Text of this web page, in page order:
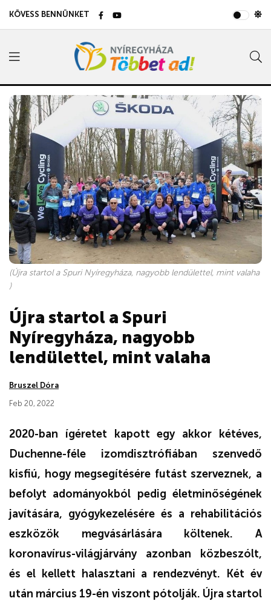
KÖVESS BENNÜNKET
(Újra startol a Spuri Nyíregyháza, nagyobb lendülettel, mint valaha
)
Újra startol a Spuri
Nyíregyháza, nagyobb
lendülettel, mint valaha
Bruszel Dóra
Feb 20, 2022
2020-ban ígéretet kapott egy akkor kétéves,
Duchenne-féle izomdisztrófiában szenvedő
kisfiú, hogy megsegítésére futást szerveznek, a
befolyt adományokból pedig életminőségének
javítására, gyógykezelésére és a rehabilitációs
eszközök megvásárlására költenek. A
koronavírus-világjárvány azonban közbeszólt,
és el kellett halasztani a rendezvényt. Két év
után március 19-én viszont pótolják. Újra startol